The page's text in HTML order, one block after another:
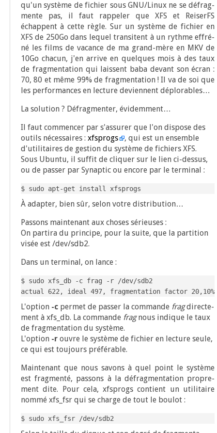
qu'un sys­tème de fichier sous GNU/Linux ne se défrag­
mente pas, il faut rap­pe­ler que XFS et Rei­serFS
échappent à cette règle. Sur un sys­tème de fichier en
XFS de 250Go dans lequel tran­sitent à un rythme effré­
né les films de vacance de ma grand-mère en MKV de
10Go cha­cun, j'en arrive en quelques mois à des taux
de frag­men­ta­tion qui laissent baba devant son écran :
70, 80 et même 99% de frag­men­ta­tion ! Il va de soi que
les per­for­mances en lec­ture deviennent déplorables…
La solu­tion ? Défrag­men­ter, évidemment…
Il faut com­men­cer par s'assurer que l'on dis­pose des
outils néces­saires : xfsprogs
, qui est un ensemble
d'utilitaires de ges­tion du sys­tème de fichiers XFS.
Sous Ubun­tu, il suf­fit de cli­quer sur le lien ci-des­sus,
ou de pas­ser par Synap­tic ou encore par le terminal :
$ sudo apt-get install xfsprogs
À adap­ter, bien sûr, selon votre distribution…
Pas­sons main­te­nant aux choses sérieuses :
On par­ti­ra du prin­cipe, pour la suite, que la par­ti­tion
visée est /dev/sdb2.
Dans un ter­mi­nal, on lance :
$ sudo xfs_db -c frag -r /dev/sdb2
actual 622, ideal 497, fragmentation factor 20,10%
L'option -c per­met de pas­ser la com­mande fragdirec­te­
ment à xfs_db. La com­mande fragnous indique le taux
de frag­men­ta­tion du système.
L'option -r ouvre le sys­tème de fichier en lec­ture seule,
ce qui est tou­jours préférable.
Main­te­nant que nous savons à quel point le sys­tème
est frag­men­té, pas­sons à la défrag­men­ta­tion pro­pre­
ment dite. Pour cela, xfsprogs contient un uti­li­taire
nom­mé xfs_fsr qui se charge de tout le boulot :
$ sudo xfs_fsr /dev/sdb2